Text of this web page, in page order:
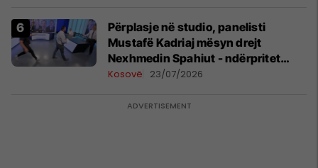
Përplasje në studio, panelisti
Mustafë Kadriaj mësyn drejt
Nexhmedin Spahiut - ndërpritet
transmetimi
Kosovë 23/07/2026